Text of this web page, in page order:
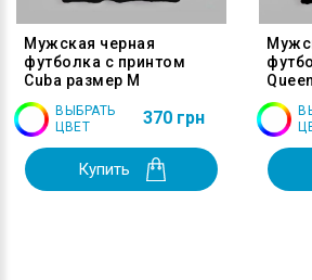
Мужская черная
футболка с принтом
Cuba размер M
ВЫБРАТЬ
ЦВЕТ
370 грн
Купить